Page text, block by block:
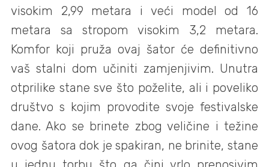
visokim 2,99 metara i veći model od 16
metara sa stropom visokim 3,2 metara.
Komfor koji pruža ovaj šator će definitivno
vaš stalni dom učiniti zamjenjivim. Unutra
otprilike stane sve što poželite, ali i poveliko
društvo s kojim provodite svoje festivalske
dane. Ako se brinete zbog veličine i težine
ovog šatora dok je spakiran, ne brinite, stane